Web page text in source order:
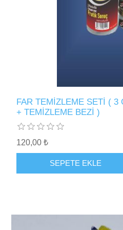
FAR TEMİZLEME SETİ ( 3
+ TEMİZLEME BEZİ )
120,00 ₺
SEPETE EKLE